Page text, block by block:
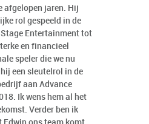
afgelopen jaren. Hij
rol gespeeld in de
Entertainment tot
en financieel
speler die we nu
een sleutelrol in de
aan Advance
Ik wens hem al het
Verder ben ik